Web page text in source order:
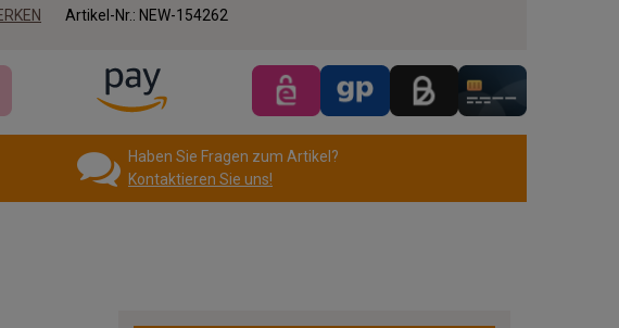
Artikel-Nr.: NEW-154262
Haben Sie Fragen zum Artikel?
Kontaktieren Sie uns!